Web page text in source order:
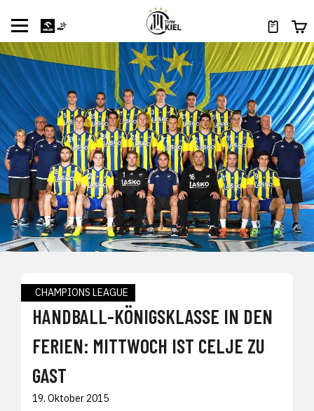
CHAMPIONS LEAGUE
HANDBALL-KÖNIGSKLASSE IN DEN
FERIEN: MITTWOCH IST CELJE ZU
GAST
19. Oktober 2015